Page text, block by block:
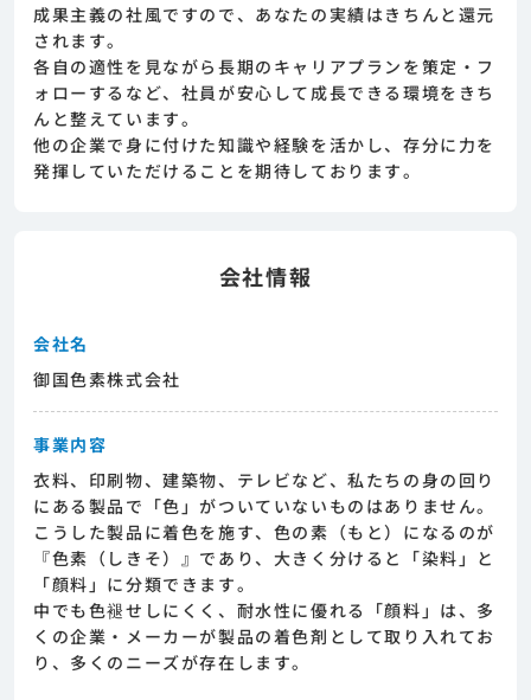
人紹介サービスのため、 応募に際してはまずエ
ージェントとの面談が必要になります。そのた
めまずは求人への興味有無を面談等で確認致し
ます。その後正式な求人応募へと進んでいただ
きます。
成果主義の社風ですので、あなたの実績はきちんと還元
されます。
各自の適性を見ながら長期のキャリアプランを策定・フ
ォローするなど、社員が安心して成長できる環境をきち
んと整えています。
他の企業で身に付けた知識や経験を活かし、存分に力を
発揮していただけることを期待しております。
会社情報
会社名
御国色素株式会社
事業内容
衣料、印刷物、建築物、テレビなど、私たちの身の回り
にある製品で「色」がついていないものはありません。
こうした製品に着色を施す、色の素（もと）になるのが
『色素（しきそ）』であり、大きく分けると「染料」と
「顔料」に分類できます。
中でも色褪せしにくく、耐水性に優れる「顔料」は、多
くの企業・メーカーが製品の着色剤として取り入れてお
り、多くのニーズが存在します。